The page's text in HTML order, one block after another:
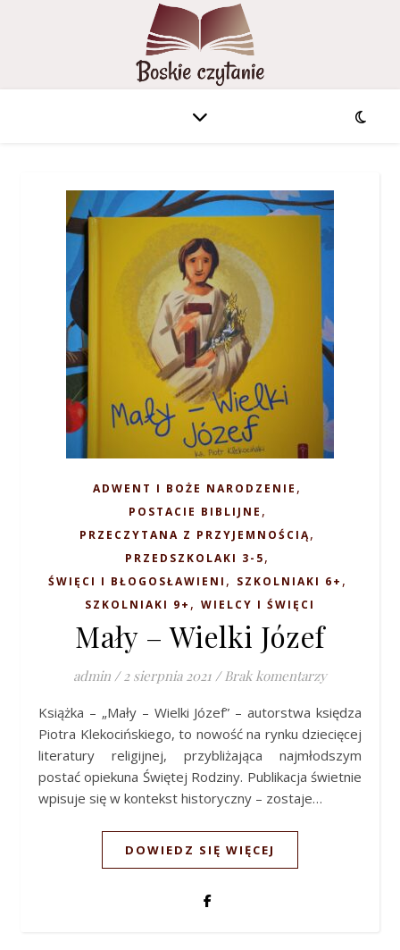
ADWENT I BOŻE NARODZENIE ,
POSTACIE BIBLIJNE ,
PRZECZYTANA Z PRZYJEMNOŚCIĄ,
PRZEDSZKOLAKI 3-5,
ŚWIĘCI I BŁOGOSŁAWIENI , SZKOLNIAKI 6+ ,
SZKOLNIAKI 9+ , WIELCY I ŚWIĘCI
Mały – Wielki Józef
admin / 2 sierpnia 2021 / Brak komentarzy
Książka – „Mały – Wielki Józef” – autorstwa księdza
Piotra Klekocińskiego, to nowość na rynku dziecięcej
literatury religijnej, przybliżająca najmłodszym
postać opiekuna Świętej Rodziny. Publikacja świetnie
wpisuje się w kontekst historyczny – zostaje…
DOWIEDZ SIĘ WIĘCEJ